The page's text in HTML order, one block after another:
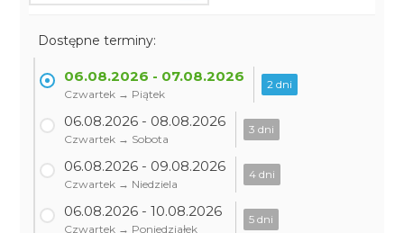
Dostępne terminy:
06.08.2026 - 07.08.2026
Czwartek → Piątek
2 dni
06.08.2026 - 08.08.2026
Czwartek → Sobota
3 dni
06.08.2026 - 09.08.2026
Czwartek → Niedziela
4 dni
06.08.2026 - 10.08.2026
Czwartek → Poniedziałek
5 dni